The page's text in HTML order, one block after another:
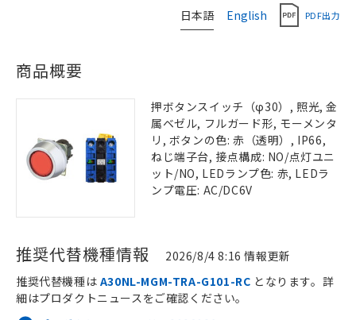
日本語 English PDF出力
商品概要
押ボタンスイッチ（φ30）, 照光, 金
属ベゼル, フルガード形, モーメンタ
リ, ボタンの色: 赤（透明）, IP66,
ねじ端子台, 接点構成: NO/点灯ユニ
ット/NO, LEDランプ色: 赤, LEDラ
ンプ電圧: AC/DC6V
推奨代替機種情報 2026/8/4 8:16 情報更新
推奨代替機種は A30NL-MGM-TRA-G101-RC となります。詳
細はプロダクトニュースをご確認ください。